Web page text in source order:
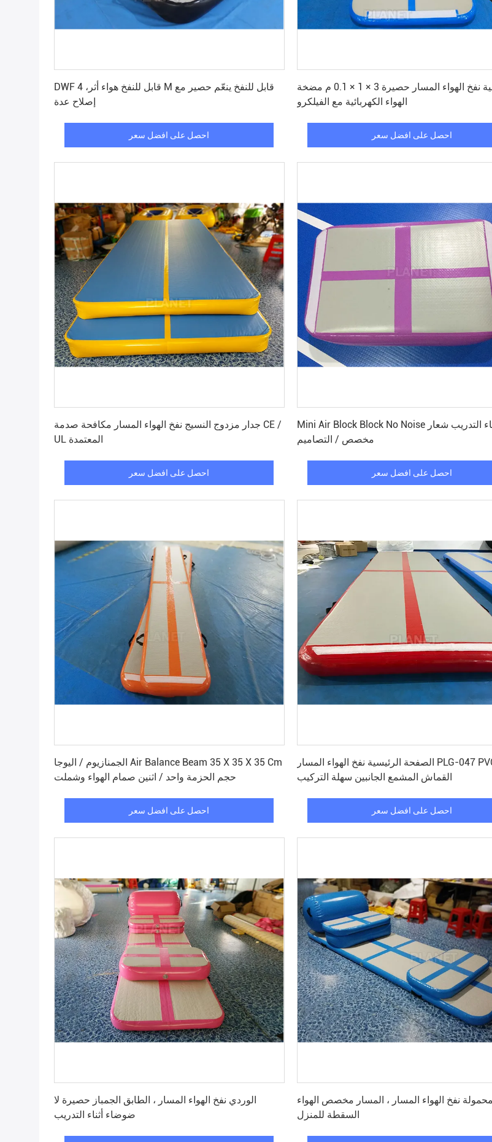
DWF قابل للنفخ هواء أثر، 4 M قابل للنفخ ينعّم حصير مع
إصلاح عدة
احصل على افضل سعر
عملية نفخ الهواء المسار حصيرة 3 × 1 × 0.1 م مضخة
الهواء الكهربائية مع الفيلكرو
احصل على افضل سعر
جدار مزدوج النسيج نفخ الهواء المسار مكافحة صدمة CE /
UL المعتمدة
احصل على افضل سعر
Mini Air Block Block No Noise أثناء التدريب شعار
مخصص / التصاميم
احصل على افضل سعر
الجمنازيوم / اليوجا Air Balance Beam 35 X 35 X 35 Cm
حجم الحزمة واحد / اثنين صمام الهواء وشملت
احصل على افضل سعر
الصفحة الرئيسية نفخ الهواء المسار PLG-047 PVC
القماش المشمع الجانبين سهلة التركيب
احصل على افضل سعر
الوردي نفخ الهواء المسار ، الطابق الجمباز حصيرة لا
ضوضاء أثناء التدريب
نفخ الهواء المسار ، المسار مخصص الهواء
السقطة للمنزل